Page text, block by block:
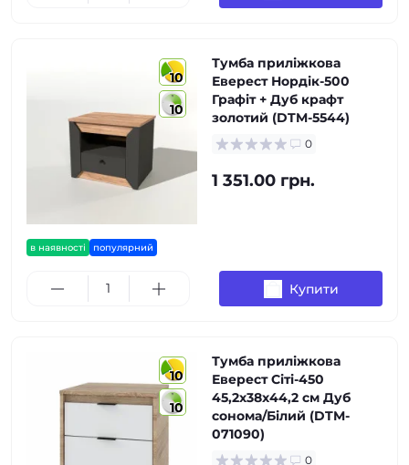
10
10
в наявності популярний
Тумба приліжкова
Еверест Нордік-500
Графіт + Дуб крафт
золотий (DTM-5544)
0
1 351.00 грн.
Купити
10
10
Тумба приліжкова
Еверест Сіті-450
45,2х38х44,2 см Дуб
сонома/Білий (DTM-
071090)
0